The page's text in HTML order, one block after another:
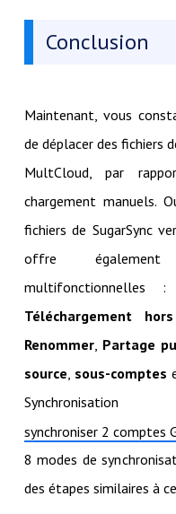
Conclusion
Maintenant, vous
de déplacer des fichiers
MultCloud, par
chargement manuels.
fichiers de SugarSync
offre également
multifonctionnelles :
Téléchargement
Renommer, Partage
source sous-comptes
synchroniser 2 comptes
8 modes de
des étapes similaires à